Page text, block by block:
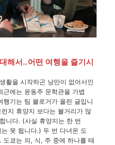
해서..어떤 여행을 즐기시
활을 시작하곤 낭만이 없어서인
근에는 윤동주 문학관을 가볍
행기는 팀 블로거가 올린 글입니
런지 휴양지 보다는 볼거리가 많
니다. (사실 휴양지는 한 번
는 못 됩니다.) 두 번 다녀온 도
. 도쿄는 의, 식, 주 중에 하나를 테